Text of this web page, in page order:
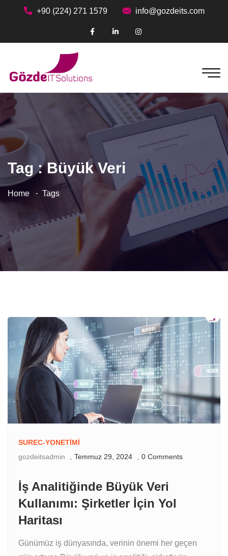
+90 (224) 271 1579 info@gozdeits.com
Tag : Büyük Veri
Home Tags
SUREC-YONETIMI
gozdeitsadmin
Temmuz 29, 2024 0 Comments
İş Analitiğinde Büyük Veri
Kullanımı: Şirketler İçin Yol
Haritası
Günümüz iş dünyasında, verinin önemi her geçen